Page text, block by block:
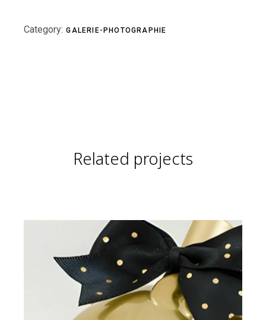
Category: GALERIE-PHOTOGRAPHIE
Related projects